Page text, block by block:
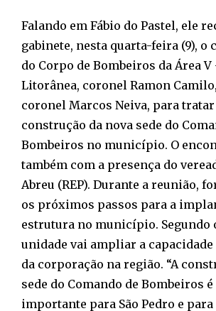
Falando em Fábio do Pastel, ele
gabinete, nesta quarta-feira (9), o
do Corpo de Bombeiros da Área
Litorânea, coronel Ramon
coronel Marcos Neiva, para tratar
construção da nova sede do
Bombeiros no município. O
também com a presença do
Abreu (REP). Durante a reunião,
os próximos passos para a
estrutura no município. Segundo
unidade vai ampliar a
da corporação na região. “A
sede do Comando de Bombeiros
importante para São Pedro e para